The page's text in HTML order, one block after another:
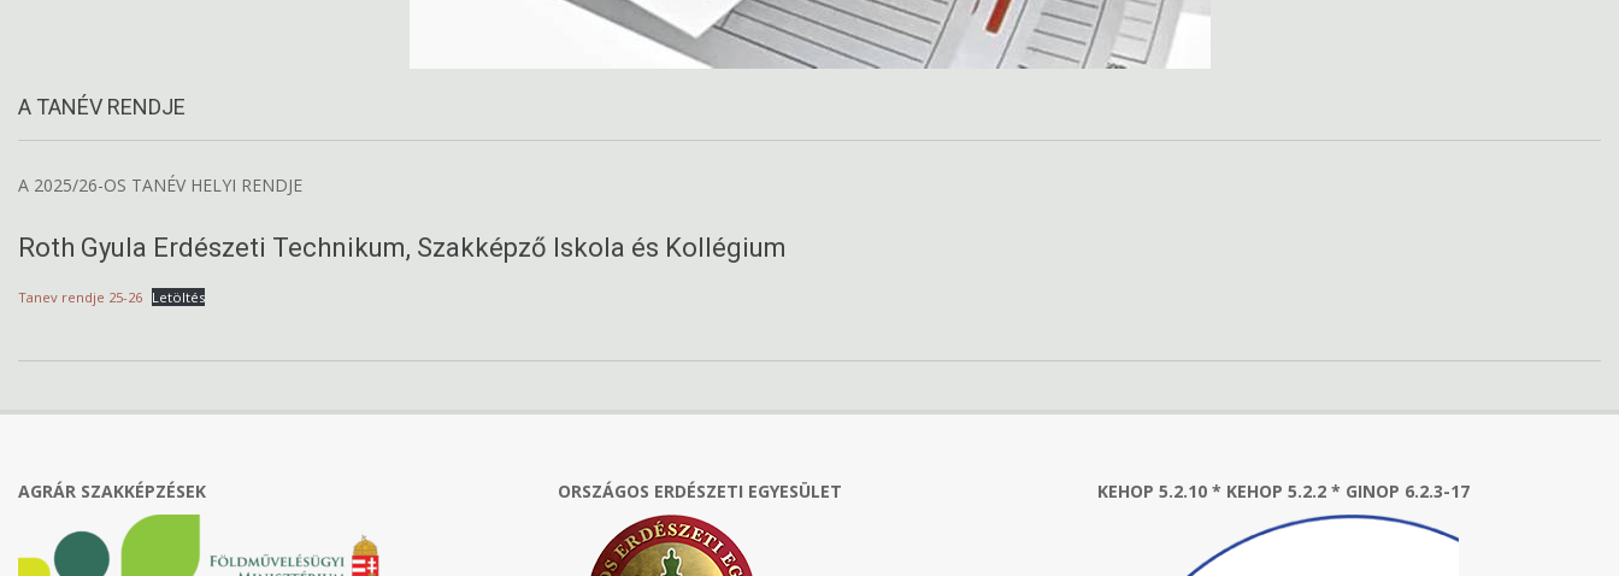
A TANÉV RENDJE
A 2025/26-OS TANÉV HELYI RENDJE
Roth Gyula Erdészeti Technikum, Szakképző Iskola és Kollégium
Tanev rendje 25-26 Letöltés
AGRÁR SZAKKÉPZÉSEK ORSZÁGOS ERDÉSZETI EGYESÜLET KEHOP 5.2.10 * KEHOP 5.2.2 * GINOP 6.2.3-17